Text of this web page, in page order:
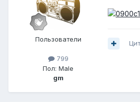
Пользователи
799
Пол: Male
gm